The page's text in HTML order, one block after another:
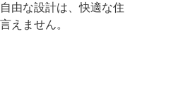
由な設計は、快適な住
えません。